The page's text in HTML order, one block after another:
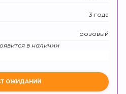
3 года
розовый
в наличии